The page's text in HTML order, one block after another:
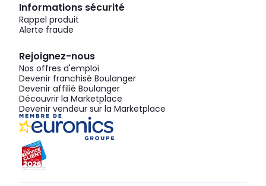
Informations sécurité
Rappel produit
Alerte fraude
Rejoignez-nous
Nos offres d'emploi
Devenir franchisé Boulanger
Devenir affilié Boulanger
Découvrir la Marketplace
Devenir vendeur sur la Marketplace